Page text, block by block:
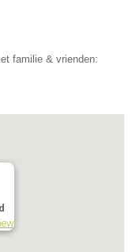
familie & vrienden: